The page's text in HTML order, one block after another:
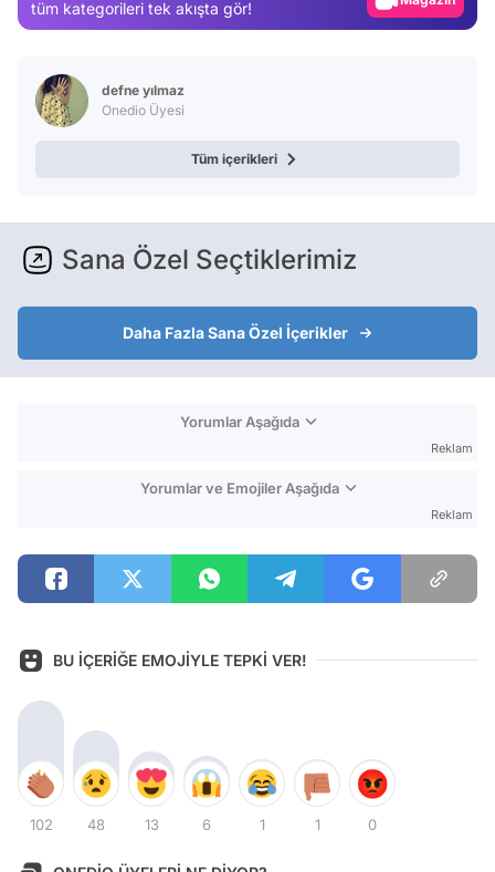
tüm kategorileri tek akışta gör!
defne yılmaz
Onedio Üyesi
Tüm içerikleri
Sana Özel Seçtiklerimiz
Daha Fazla Sana Özel İçerikler
Yorumlar Aşağıda
Reklam
Yorumlar ve Emojiler Aşağıda
Reklam
BU İÇERİĞE EMOJİYLE TEPKİ VER!
102 48 13 6 1 1 0